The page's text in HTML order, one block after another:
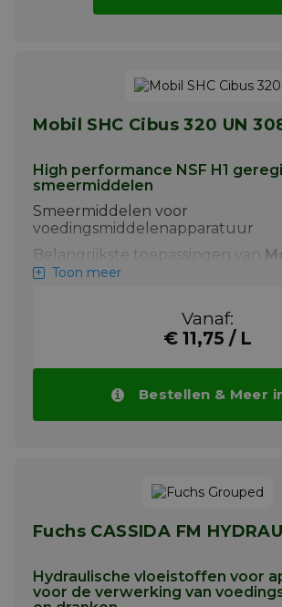
Mobil SHC Cibus 320 UN
High performance NSF H1
smeermiddelen
Smeermiddelen voor
voedingsmiddelenapparatuur
Belangrijkste toepassingen van
Cibus 320zijn:
tandwiel-, lager- en
De smeermiddelen van de Mobil
uiteenlopende hydraulische,
tandwiel- en lagertoepassingen
hoge onderhoudskosten voor het
vervangen van onderdelen, het
smeermiddelen
Toon meer
Vanaf:
€ 11,75 / L
Bestellen & Meer
Fuchs CASSIDA FM
Hydraulische vloeistoffen voor
voor de verwerking van